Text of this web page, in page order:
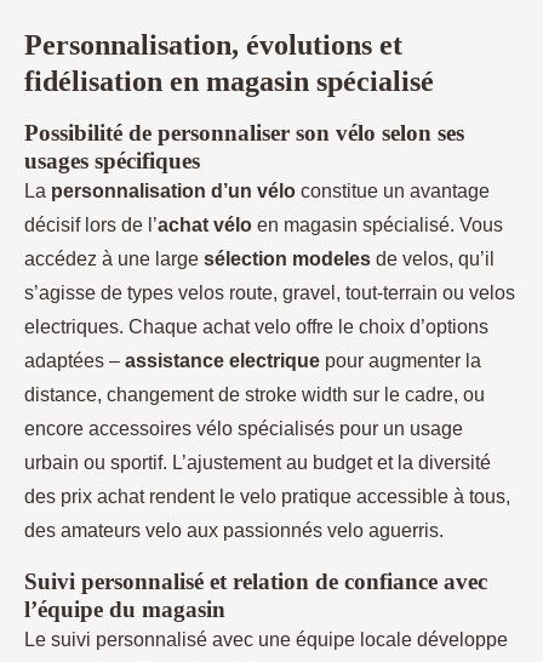
Personnalisation, évolutions et
fidélisation en magasin spécialisé
Possibilité de personnaliser son vélo selon ses
usages spécifiques
La personnalisation d’un vélo constitue un avantage
décisif lors de l’achat vélo en magasin spécialisé. Vous
accédez à une large sélection modeles de velos, qu’il
s’agisse de types velos route, gravel, tout-terrain ou velos
electriques. Chaque achat velo offre le choix d’options
adaptées – assistance electrique pour augmenter la
distance, changement de stroke width sur le cadre, ou
encore accessoires vélo spécialisés pour un usage
urbain ou sportif. L’ajustement au budget et la diversité
des prix achat rendent le velo pratique accessible à tous,
des amateurs velo aux passionnés velo aguerris.
Suivi personnalisé et relation de confiance avec
l’équipe du magasin
Le suivi personnalisé avec une équipe locale développe